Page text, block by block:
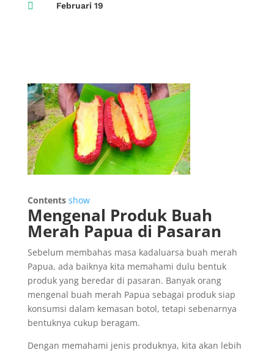
 Februari 19
Contents show
Mengenal Produk Buah
Merah Papua di Pasaran
Sebelum membahas masa kadaluarsa buah merah
Papua, ada baiknya kita memahami dulu bentuk
produk yang beredar di pasaran. Banyak orang
mengenal buah merah Papua sebagai produk siap
konsumsi dalam kemasan botol, tetapi sebenarnya
bentuknya cukup beragam.
Dengan memahami jenis produknya, kita akan lebih